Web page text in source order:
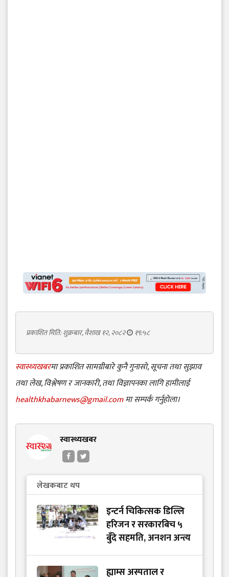
प्रकाशित मिति: शुक्रबार, वैशाख १२, २०८२ १९:५८
स्वास्थ्यखबरमा प्रकाशित सामग्रीबारे कुनै गुनासो, सूचना तथा सुझाव
तथा लेख, विश्लेषण र जानकारी, तथा विज्ञापनका लागि हामीलाई
healthkhabarnews@gmail.comमा सम्पर्क गर्नुहोला।
स्वास्थ्यखबर
लेखकबाट थप
इन्टर्न चिकित्सक डिल्लि
हरिजन र सरकारबिच ५
बुँदे सहमति, अनशन अन्त्य
ह्याम्स अस्पताल र